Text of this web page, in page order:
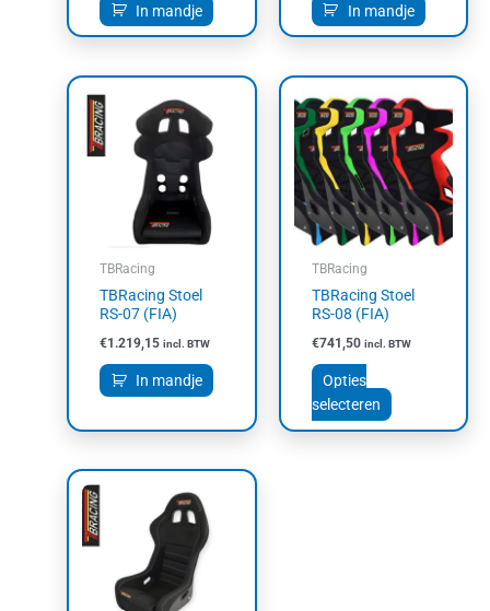
In mandje In mandje
TBRacing
TBRacing Stoel
RS-07 (FIA)
€1.219,15 incl. BTW
In mandje
TBRacing
TBRacing Stoel
RS-08 (FIA)
€741,50 incl. BTW
Opties
selecteren
product
heeft
meerdere
variaties.
Deze
optie
worden
de